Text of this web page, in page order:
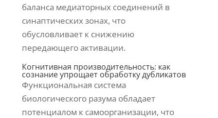
баланса медиаторных соединений в
синаптических зонах, что
обусловливает к снижению
передающего активации.
Когнитивная производительность: как
сознание упрощает обработку дубликатов
Функциональная система
биологического разума обладает
потенциалом к самоорганизации, что